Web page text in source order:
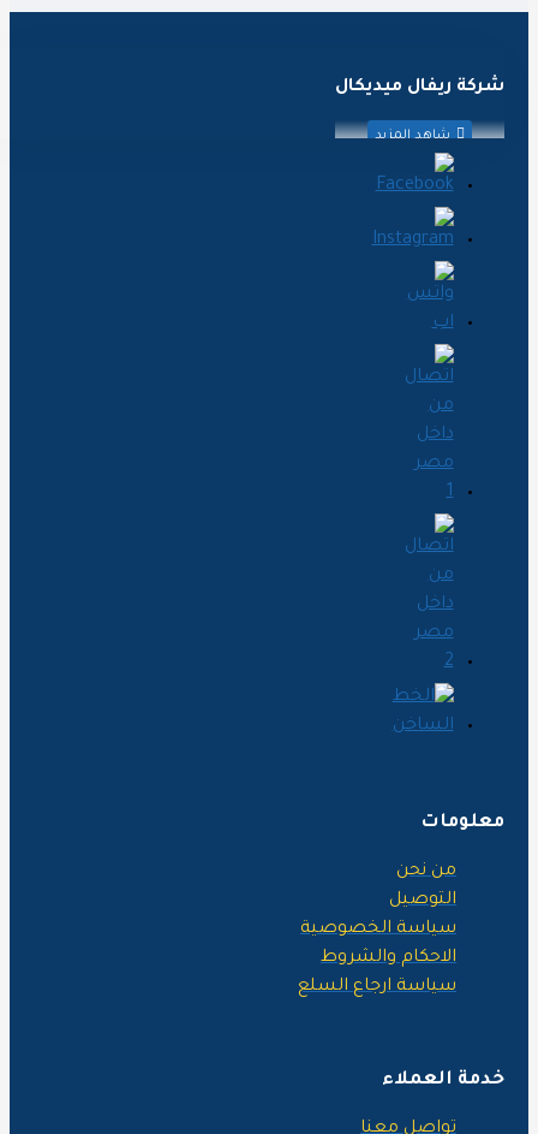
ريفال ميديكال
من نحن
التوصيل
سياسة الخصوصية
الاحكام والشروط
سياسة ارجاع السلع
العملاء
تواصل معنا